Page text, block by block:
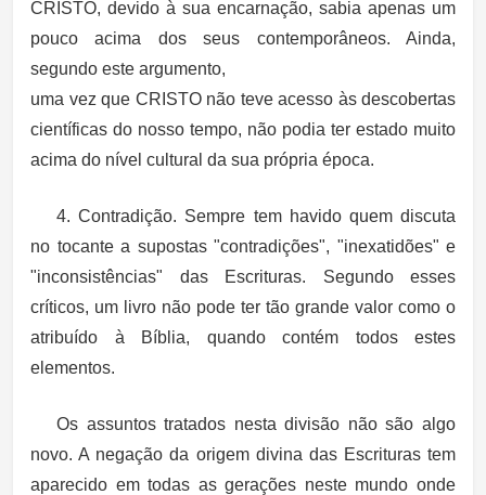
CRISTO, devido à sua encarnação, sabia apenas um
pouco acima dos seus contemporâneos. Ainda,
segundo este argumento,
uma vez que CRISTO não teve acesso às descobertas
científicas do nosso tempo, não podia ter estado muito
acima do nível cultural da sua própria época.
4. Contradição. Sempre tem havido quem discuta
no tocante a supostas "contradições", "inexatidões" e
"inconsistências" das Escrituras. Segundo esses
críticos, um livro não pode ter tão grande valor como o
atribuído à Bíblia, quando contém todos estes
elementos.
Os assuntos tratados nesta divisão não são algo
novo. A negação da origem divina das Escrituras tem
aparecido em todas as gerações neste mundo onde